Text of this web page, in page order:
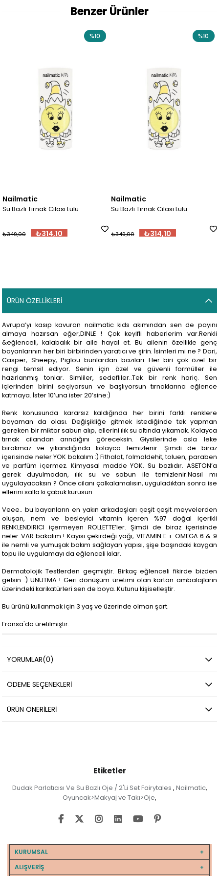
Benzer Ürünler
Nailmatic
Su Bazlı Tırnak Cilası Lulu
₺314,10
₺349,00
%10
Nailmatic
Su Bazlı Tırnak Cilası Lulu
₺314,10
₺349,00
%10
ÜRÜN ÖZELLIKLERI
Avrupa’yı kasıp kavuran nailmatic kids akımından sen de payını
almaya hazırsan eğer,DINLE ! Çok keyifli haberlerim var.Renkli
&eğlenceli, kalabalık bir aile hayal et. Bu ailenin özellikle genç
bayanlarının her biri birbirinden yaratıcı ve şirin. İsimleri mi ne ? Dori,
Casper, Sheepy, Piglou bunlardan bazıları…Her biri çok özel bir
rengi temsil ediyor. Senin için özel ve güvenli formüller ile
hazırlanmış tonlar. Simliler, sedefliler..Tek bir renk hariç. Sen
içlerinden birini seçiyorsun ve başlıyorsun tırnaklarına eğlence
katmaya. İster 10’una ister 20’sine:)
Renk konusunda kararsız kaldığında her birini farklı renklere
boyaman da olası. Değişikliğe gitmek istediğinde tek yapman
gereken bir miktar sabun alıp, ellerini ılık su altında yıkamak. Kolayca
tırnak cilandan arındığını göreceksin. Giysilerinde asla leke
bırakmaz ve yıkandığında kolayca temizlenir. Şimdi de biraz
içerisinde neler YOK bakalım :) Fithalat, folmaldehit, toluen, paraben
ve parfüm içermez. Kimyasal madde YOK. Su bazlıdır. ASETON’a
gerek duyulmadan, ılık su ve sabun ile temizlenir.Nasıl mı
uygulayacaksın ? Önce cilanı çalkalamalısın, uyguladıktan sonra ise
ellerini salla ki çabuk kurusun.
Veee.. bu bayanların en yakın arkadaşları çeşit çeşit meyvelerden
oluşan, nem ve besleyici vitamin içeren %97 doğal içerikli
RENKLENDIRICI içermeyen ROLLETTE’ler. Şimdi de biraz içerisinde
neler VAR bakalım ! Kayısı çekirdeği yağı, VITAMIN E + OMEGA 6 & 9
ile nemli ve yumuşak bakım sağlayan yapısı, şişe başındaki kaygan
topu ile uygulamayı da eğlenceli kılar.
Dermatolojik Testlerden geçmiştir. Birkaç eğlenceli fikirde bizden
gelsin :) UNUTMA ! Geri dönüşüm üretimi olan karton ambalajların
üzerindeki karikatürleri sen de boya..Kutunu kişiselleştir.
Bu ürünü kullanmak için 3 yaş ve üzerinde olman şart.
Fransa'da üretilmiştir.
YORUMLAR(0)
ÖDEME SEÇENEKLERI
ÜRÜN ÖNERILERI
Etiketler
Dudak Parlatıcısı Ve Su Bazlı Oje / 2'Li Set Fairytales , Nailmatic,
Oyuncak>Makyaj ve Takı>Oje,
KURUMSAL
ALIŞVERİŞ